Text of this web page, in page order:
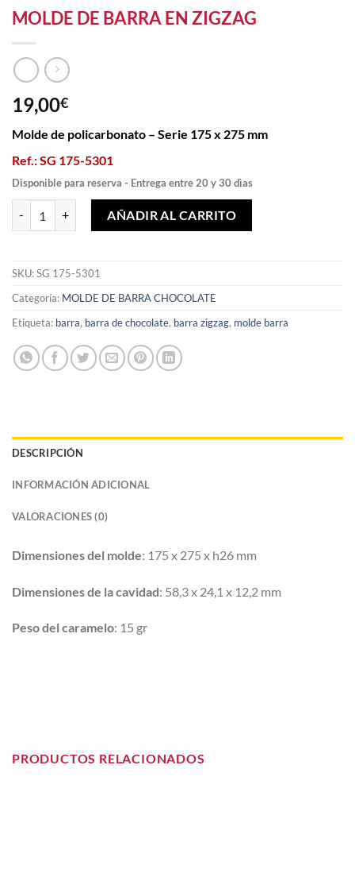
MOLDE DE BARRA EN ZIGZAG
19,00€
Molde de policarbonato – Serie 175 x 275 mm
Ref.: SG 175-5301
Disponible para reserva - Entrega entre 20 y 30 dìas
MOLDE DE BARRA EN ZIGZAG cantidad
AÑADIR AL CARRITO
SKU:SG 175-5301
Categoría: MOLDE DE BARRA CHOCOLATE
Etiqueta: barra, barra de chocolate, barra zigzag, molde barra
DESCRIPCIÓN
INFORMACIÓN ADICIONAL
VALORACIONES (0)
Dimensiones del molde: 175 x 275 x h26 mm
Dimensiones de la cavidad: 58,3 x 24,1 x 12,2 mm
Peso del caramelo: 15 gr
PRODUCTOS RELACIONADOS